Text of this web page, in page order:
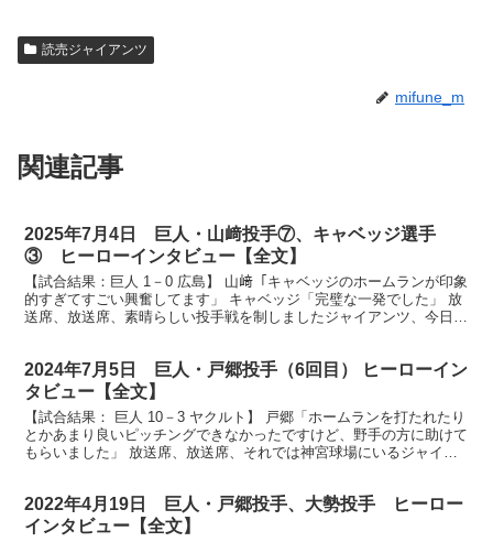
読売ジャイアンツ
mifune_m
関連記事
2025年7月4日 巨人・山﨑投手⑦、キャベッジ選手
③ ヒーローインタビュー【全文】
【試合結果：巨人 1－0 広島】 山﨑「キャベッジのホームランが印象
的すぎてすごい興奮してます」 キャベッジ「完璧な一発でした」 放
送席、放送席、素晴らしい投手戦を制しましたジャイアンツ、今日は
2024年7月5日 巨人・戸郷投手（6回目） ヒーローイン
タビュー【全文】
【試合結果： 巨人 10－3 ヤクルト】 戸郷「ホームランを打たれたり
とかあまり良いピッチングできなかったですけど、野手の方に助けて
もらいました」 放送席、放送席、それでは神宮球場にいるジャイア
2022年4月19日 巨人・戸郷投手、大勢投手 ヒーロー
インタビュー【全文】